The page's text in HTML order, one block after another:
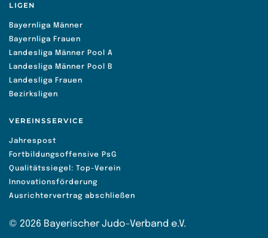
LIGEN
Bayernliga Männer
Bayernliga Frauen
Landesliga Männer Pool A
Landesliga Männer Pool B
Landesliga Frauen
Bezirksligen
VEREINSSERVICE
Jahrespost
Fortbildungsoffensive PsG
Qualitätssiegel: Top-Verein
Innovationsförderung
Ausrichtervertrag abschließen
© 2026 Bayerischer Judo-Verband e.V.